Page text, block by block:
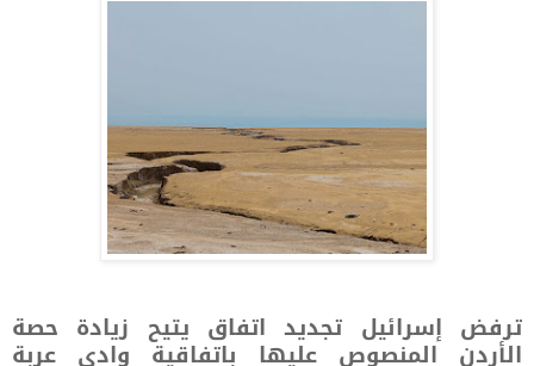
ترفض إسرائيل تجديد اتفاق يتيح زيادة حصة
الأردن المنصوص عليها باتفاقية وادي عربة